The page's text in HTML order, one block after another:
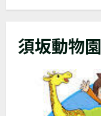
ー
須坂動物園